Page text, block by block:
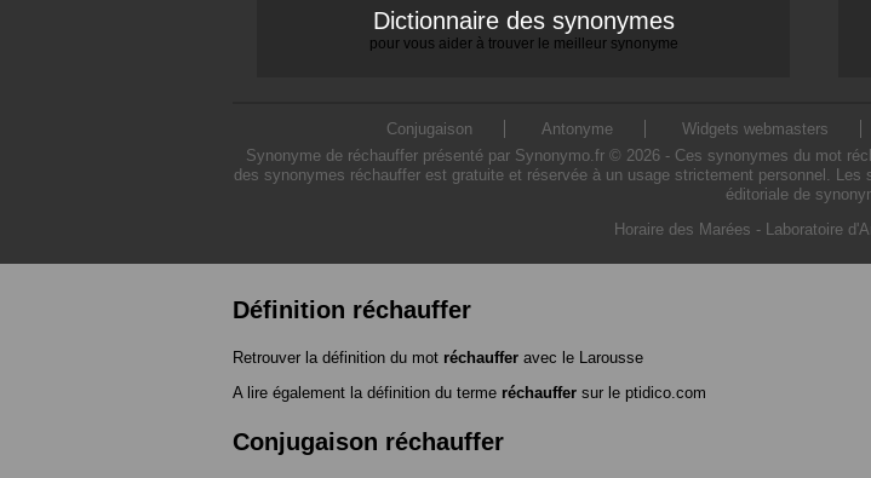
Dictionnaire des synonymes
pour vous aider à trouver le meilleur synonyme
Conjugaison Antonyme Widgets webmasters
Synonyme de réchauffer présenté par Synonymo.fr © 2026 - Ces synonymes du mot
des synonymes réchauffer est gratuite et réservée à un usage strictement personnel.
éditoriale de
Horaire des Marées - Laboratoire
Définition réchauffer
Retrouver la définition du mot réchauffer avec le Larousse
A lire également la définition du terme réchauffer sur le ptidico.com
Conjugaison réchauffer